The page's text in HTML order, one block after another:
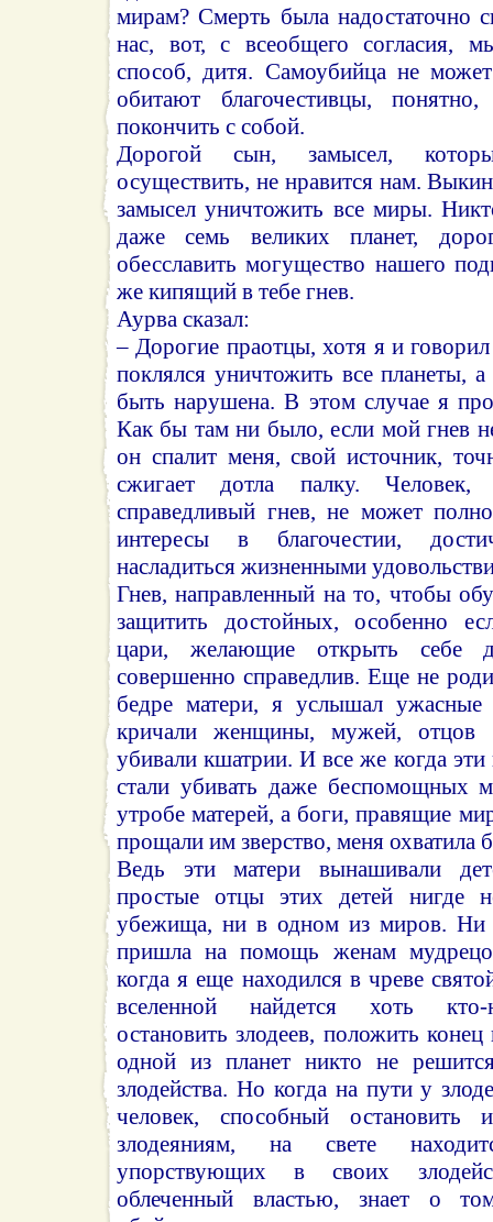
мирам? Смерть была надостаточно
нас, вот, с всеобщего согласия,
способ, дитя. Самоубийца не
обитают благочестивцы,
покончить с собой.
Дорогой сын, замысел,
осуществить, не нравится нам.
замысел уничтожить все миры.
даже семь великих планет,
обесславить могущество нашего
же кипящий в тебе гнев.
Аурва сказал:
– Дорогие праотцы, хотя я и
поклялся уничтожить все планеты,
быть нарушена. В этом случае я
Как бы там ни было, если мой гнев
он спалит меня, свой источник,
сжигает дотла палку. Человек,
справедливый гнев, не может
интересы в благочестии,
насладиться жизненными
Гнев, направленный на то, чтобы
защитить достойных, особенно
цари, желающие открыть себе
совершенно справедлив. Еще не
бедре матери, я услышал
кричали женщины, мужей, отцов
убивали кшатрии. И все же когда
стали убивать даже беспомощных
утробе матерей, а боги, правящие
прощали им зверство, меня охватила
Ведь эти матери вынашивали
простые отцы этих детей нигде
убежища, ни в одном из миров. Ни
пришла на помощь женам
когда я еще находился в чреве
вселенной найдется хоть кто-
остановить злодеев, положить
одной из планет никто не
злодейства. Но когда на пути у
человек, способный остановить
злодеяниям, на свете
упорствующих в своих
облеченный властью, знает о